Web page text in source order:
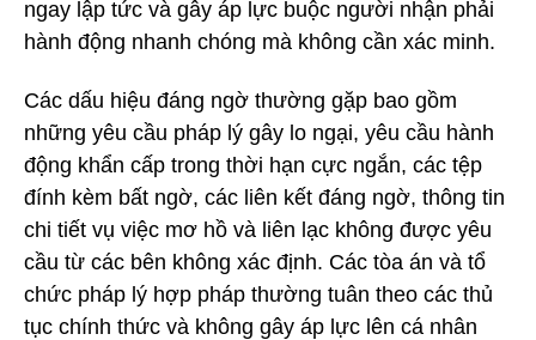
ngay lập tức và gây áp lực buộc người nhận phải
hành động nhanh chóng mà không cần xác minh.
Các dấu hiệu đáng ngờ thường gặp bao gồm
những yêu cầu pháp lý gây lo ngại, yêu cầu hành
động khẩn cấp trong thời hạn cực ngắn, các tệp
đính kèm bất ngờ, các liên kết đáng ngờ, thông tin
chi tiết vụ việc mơ hồ và liên lạc không được yêu
cầu từ các bên không xác định. Các tòa án và tổ
chức pháp lý hợp pháp thường tuân theo các thủ
tục chính thức và không gây áp lực lên cá nhân